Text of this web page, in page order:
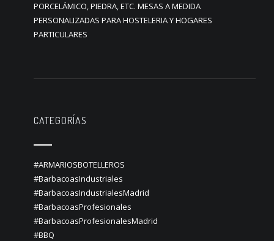
PORCELÁMICO, PIEDRA, ETC. MESAS A MEDIDA
PERSONALIZADAS PARA HOSTELERIA Y HOGARES
PARTICULARES
CATEGORÍAS
#ARMARIOSBOTELLEROS
#BarbacoasIndustriales
#BarbacoasIndustrialesMadrid
#BarbacoasProfesionales
#BarbacoasProfesionalesMadrid
#BBQ